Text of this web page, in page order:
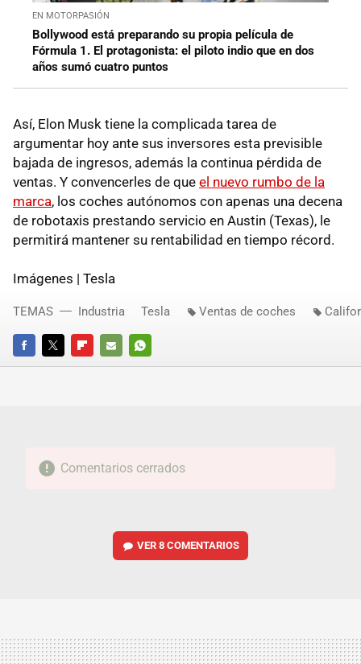
EN MOTORPASIÓN
Bollywood está preparando su propia película de
Fórmula 1. El protagonista: el piloto indio que en dos
años sumó cuatro puntos
Así, Elon Musk tiene la complicada tarea de
argumentar hoy ante sus inversores esta previsible
bajada de ingresos, además la continua pérdida de
ventas. Y convencerles de que el nuevo rumbo de la
marca, los coches autónomos con apenas una decena
de robotaxis prestando servicio en Austin (Texas), le
permitirá mantener su rentabilidad en tiempo récord.
Imágenes | Tesla
FACEBOOKTWITTERFLIPBOARD
E-
WHATSAPP
TEMAS Industria Tesla Ventas de coches
Comentarios cerrados
VER8 COMENTARIOS